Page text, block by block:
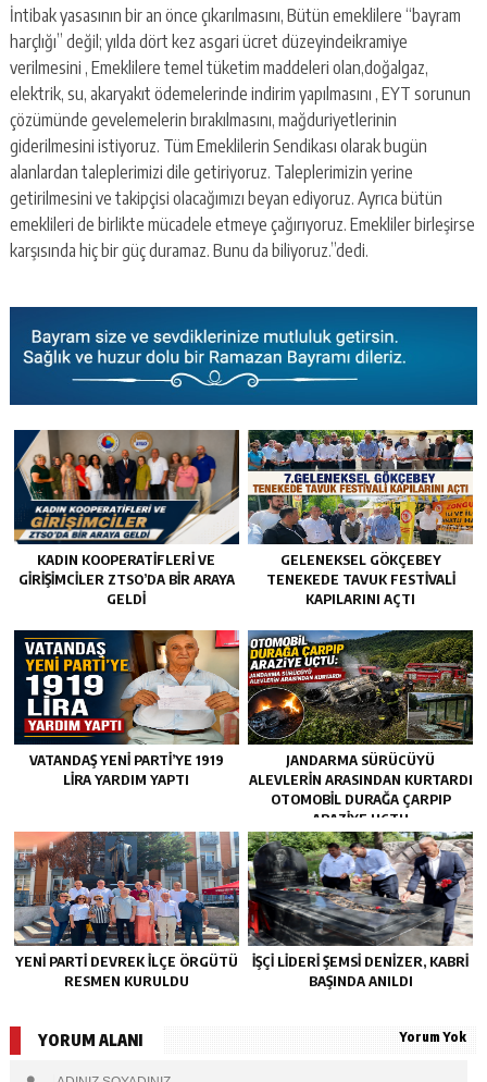
İntibak yasasının bir an önce çıkarılmasını, Bütün emeklilere “bayram
harçlığı” değil; yılda dört kez asgari ücret düzeyindeikramiye
verilmesini , Emeklilere temel tüketim maddeleri olan,doğalgaz,
elektrik, su, akaryakıt ödemelerinde indirim yapılmasını , EYT sorunun
çözümünde gevelemelerin bırakılmasını, mağduriyetlerinin
giderilmesini istiyoruz. Tüm Emeklilerin Sendikası olarak bugün
alanlardan taleplerimizi dile getiriyoruz. Taleplerimizin yerine
getirilmesini ve takipçisi olacağımızı beyan ediyoruz. Ayrıca bütün
emeklileri de birlikte mücadele etmeye çağırıyoruz. Emekliler birleşirse
karşısında hiç bir güç duramaz. Bunu da biliyoruz.”dedi.
KADIN KOOPERATİFLERİ VE
GİRİŞİMCİLER ZTSO’DA BİR ARAYA
GELDİ
GELENEKSEL GÖKÇEBEY
TENEKEDE TAVUK FESTIVALI
KAPILARINI AÇTI
VATANDAŞ YENİ PARTİ’YE 1919
LİRA YARDIM YAPTI
JANDARMA SÜRÜCÜYÜ
ALEVLERIN ARASINDAN KURTARDI
OTOMOBIL DURAĞA ÇARPIP
ARAZIYE UÇTU
YENİ PARTİ DEVREK İLÇE ÖRGÜTÜ
RESMEN KURULDU
İŞÇİ LİDERİ ŞEMSİ DENİZER, KABRİ
BAŞINDA ANILDI
YORUM ALANI Yorum Yok